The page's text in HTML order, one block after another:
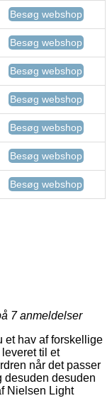
Besøg webshop
Besøg webshop
Besøg webshop
Besøg webshop
Besøg webshop
Besøg webshop
Besøg webshop
7anmeldelser
et hav af forskellige
til et
når det passer
desuden desuden
Nielsen Light